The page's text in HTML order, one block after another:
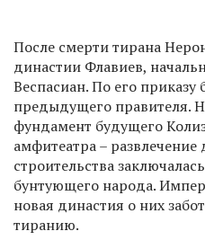
После смерти тирана
династии Флавиев,
Веспасиан. По его
предыдущего правителя.
фундамент будущего
амфитеатра –
строительства
бунтующего народа.
новая династия о них
тиранию.